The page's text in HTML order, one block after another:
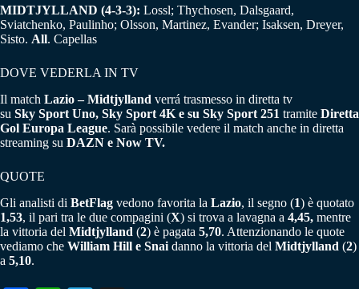
MIDTJYLLAND (4-3-3): Lossl; Thychosen, Dalsgaard,
Sviatchenko, Paulinho; Olsson, Martinez, Evander; Isaksen, Dreyer,
Sisto. All. Capellas
DOVE VEDERLA IN TV
Il match Lazio – Midtjylland verrá trasmesso in diretta tv
su Sky Sport Uno, Sky Sport 4K e su Sky Sport 251 tramite Diretta
Gol Europa League. Sarà possibile vedere il match anche in diretta
streaming su DAZN e Now TV.
QUOTE
Gli analisti di BetFlag vedono favorita la Lazio, il segno (1) è quotato
1,53, il pari tra le due compagini (X) si trova a lavagna a 4,45, mentre
la vittoria del Midtjylland (2) è pagata 5,70. Attenzionando le quote
vediamo che William Hill e Snai danno la vittoria del Midtjylland (2)
a 5,10.